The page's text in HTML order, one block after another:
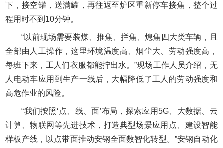
下，接空罐，送满罐，再往返至炉区重新停车接焦，整个过
程用时不到10分钟。
“以前现场需要装煤、推焦、拦焦、熄焦四大类车辆，且
全部由人工操作，这里环境温度高、烟尘大、劳动强度高，
每班下来，工人们衣服都能拧出水。”现场工作人员介绍，无
人电动车应用到生产一线后，大幅降低了工人的劳动强度和
高危作业的风险。
“我们按照‘点、线、面’布局，探索应用5G、大数据、云
计算、物联网等先进技术，打造典型场景应用点、建设智能
样板产线，以点带面推动安钢全面数智化转型。”安钢自动化